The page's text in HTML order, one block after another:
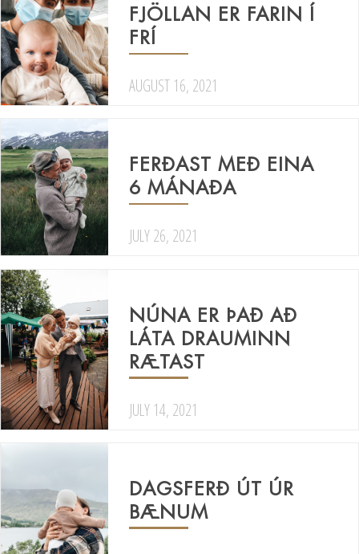
FJÖLLAN ER FARIN Í
FRÍ
AUGUST 16, 2021
FERÐAST MEÐ EINA
6 MÁNAÐA
JULY 26, 2021
NÚNA ER ÞAÐ AÐ
LÁTA DRAUMINN
RÆTAST
JULY 14, 2021
DAGSFERÐ ÚT ÚR
BÆNUM